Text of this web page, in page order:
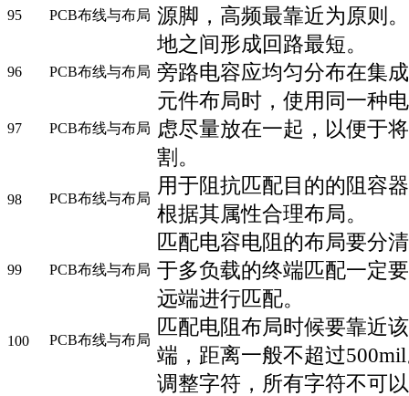
95 PCB布线与布局 源脚，高频最靠近为原则
地之间形成回路最短。
96 PCB布线与布局 旁路电容应均匀分布在集
97 PCB布线与布局
元件布局时，使用同一种
虑尽量放在一起，以便于
割。
98 PCB布线与布局
用于阻抗匹配目的的阻容
根据其属性合理布局。
99 PCB布线与布局
匹配电容电阻的布局要分
于多负载的终端匹配一定
远端进行匹配。
100 PCB布线与布局
匹配电阻布局时候要靠近
端，距离一般不超过
调整字符，所有字符不可